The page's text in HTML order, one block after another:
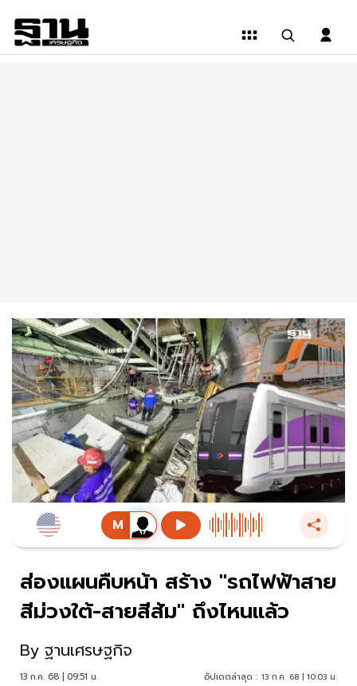
ส่องแผนคืบหน้า สร้าง "รถไฟฟ้าสาย
สีม่วงใต้-สายสีส้ม" ถึงไหนแล้ว
By ฐานเศรษฐกิจ
13 ก.ค. 68 | 09:51 น. อัปเดตล่าสุด : 13 ก.ค. 68 | 10:03 น.